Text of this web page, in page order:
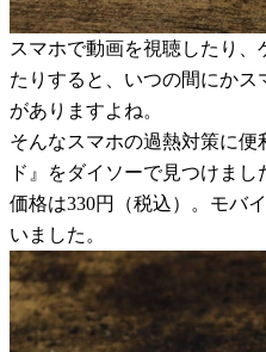
スマホで動画を視聴したり
たりすると、いつの間にかス
がありますよね。
そんなスマホの過熱対策に
ド』をダイソーで見つけまし
価格は330円（税込）。モバ
いました。